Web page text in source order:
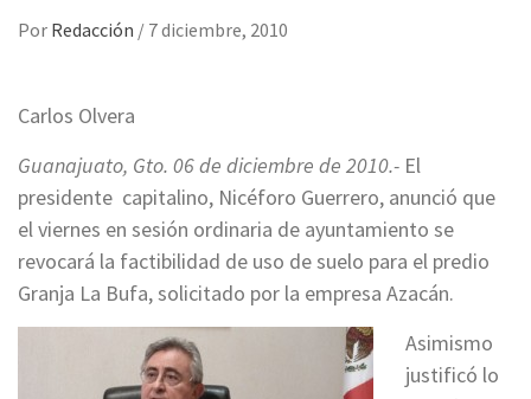
Por Redacción / 7 diciembre, 2010
Carlos Olvera
Guanajuato, Gto. 06 de diciembre de 2010.- El
presidente capitalino, Nicéforo Guerrero, anunció que
el viernes en sesión ordinaria de ayuntamiento se
revocará la factibilidad de uso de suelo para el predio
Granja La Bufa, solicitado por la empresa Azacán.
Asimismo
justificó lo